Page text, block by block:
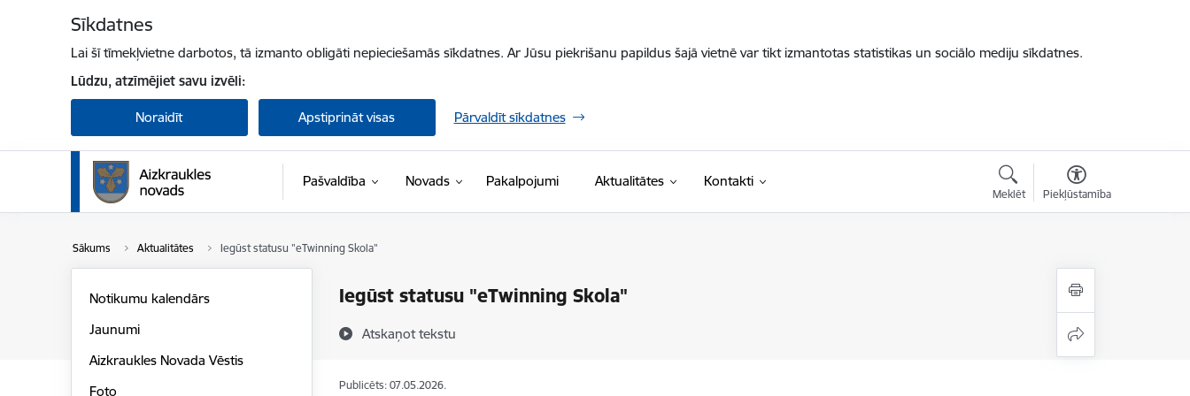
Sīkdatnes
Lai šī tīmekļvietne darbotos, tā izmanto obligāti nepieciešamās sīkdatnes. Ar Jūsu piekrišanu papildus šajā vietnē var tikt izmantotas statistikas un sociālo mediju sīkdatnes.
Lūdzu, atzīmējiet savu izvēli:
Noraidīt Apstiprināt visas Pārvaldīt sīkdatnes
Pašvaldība Novads Pakalpojumi Aktualitātes Kontakti
Meklēt Piekļūstamība
Sākums Aktualitātes Iegūst statusu "eTwinning Skola"
Iegūst statusu "eTwinning Skola"
Atskaņot tekstu
Notikumu kalendārs
Jaunumi
Aizkraukles Novada Vēstis
Foto
Publicēts: 07.05.2026.